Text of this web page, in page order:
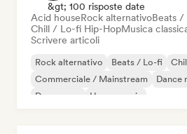
&gt; 100 risposte date
Acid houseRock alternativoBeats
Chill / Lo-fi Hip-HopMusica
Scrivere articoli
Rock alternativo Beats / Lo-fi
Commerciale / Mainstream
Dance
Dream pop
House music